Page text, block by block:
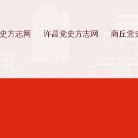
方志网 许昌党史方志网 商丘党